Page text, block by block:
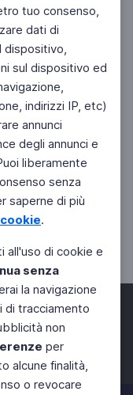
tuo consenso,
dati di
dispositivo,
sul dispositivo ed
indirizzi IP, etc)
annunci
degli annunci e
liberamente
senza
saperne di più
.
all'uso di cookie e
senza
la navigazione
di tracciamento
non
per
alcune finalità,
o revocare
Instagram